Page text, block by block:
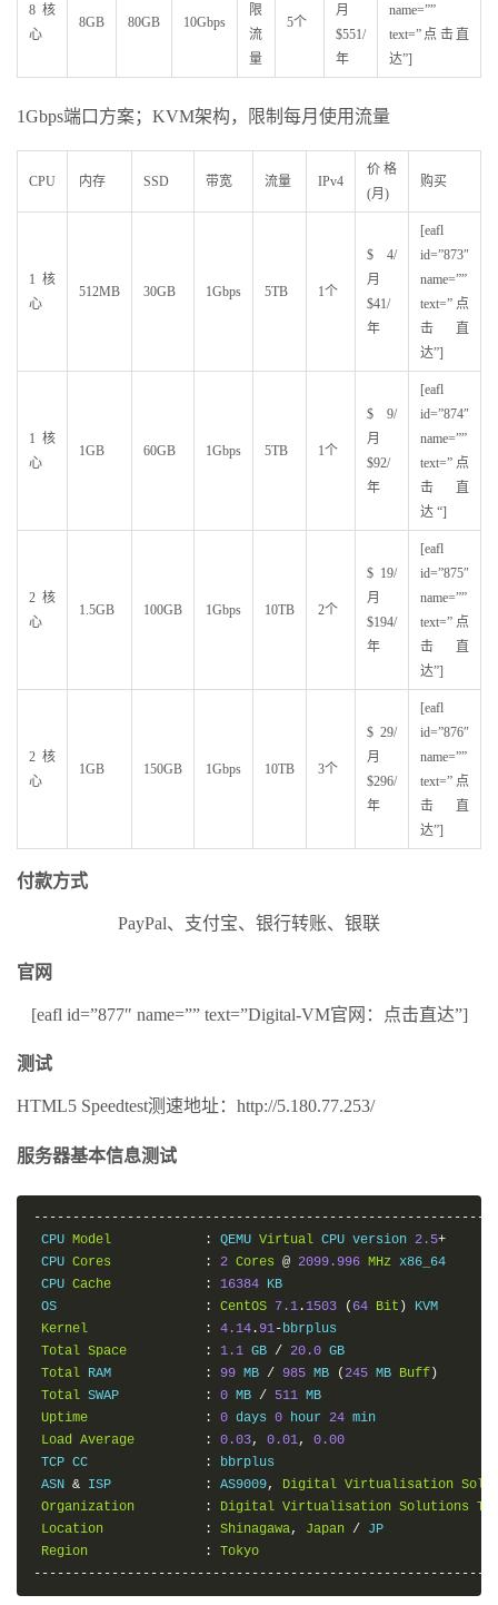
8核
心
8GB 80GB 10Gbps
限
流
量
5个
月
$551/
年
name=””
text=”点击直
达”]
1Gbps端口方案；KVM架构，限制每月使用流量
CPU 内存 SSD 带宽 流量 IPv4
价格
(月)
购买
1核
心
512MB 30GB 1Gbps 5TB 1个
$ 4/
月
$41/
年
[eafl
id=”873″
name=””
text=”点
击直
达”]
1核
心
1GB 60GB 1Gbps 5TB 1个
$ 9/
月
$92/
年
[eafl
id=”874″
name=””
text=”点
击直
达 “]
2核
心
1.5GB 100GB 1Gbps 10TB 2个
$ 19/
月
$194/
年
[eafl
id=”875″
name=””
text=” 点
击直
达”]
2核
心
1GB 150GB 1Gbps 10TB 3个
$ 29/
月
$296/
年
[eafl
id=”876″
name=””
text=”点
击直
达”]
付款方式
PayPal、支付宝、银行转账、银联
官网
[eafl id=”877″ name=”” text=”Digital-VM官网：点击直达”]
测试
HTML5 Speedtest测速地址：http://5.180.77.253/
服务器基本信息测试
CPU Model : QEMU Virtual CPU version 2.5+
CPU Cores : 2 Cores @ 2099.996 MHz x86_64
CPU Cache : 16384 KB
OS
: CentOS 7.1 . 1503 ( 64 Bit ) KVM
Kernel
: 4.14 .91-bbrplus
Total Space : 1.1 GB / 20.0 GB
Total RAM : 99 MB / 985 MB (245 MB Buff)
Total SWAP : 0 MB / 511 MB
Uptime
: 0 days 0 hour 24 min
Load Average : 0.03, 0.01,
0.00
TCP CC
:
bbrplus
ASN & ISP : AS9009, Digital Virtualisation
Organization
: Digital Virtualisation Solutions
Location
: Shinagawa, Japan / JP
Region
:
Tokyo